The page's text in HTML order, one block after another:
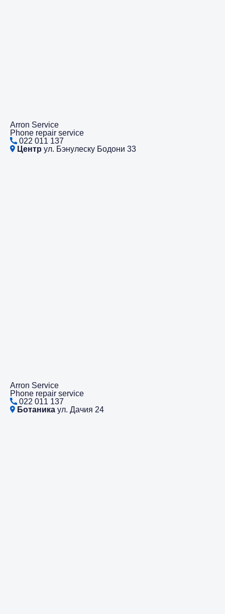
Arron Service
Phone repair service
022 011 137
Центр ул. Бэнулеску Бодони 33
Arron Service
Phone repair service
022 011 137
Ботаника ул. Дачия 24